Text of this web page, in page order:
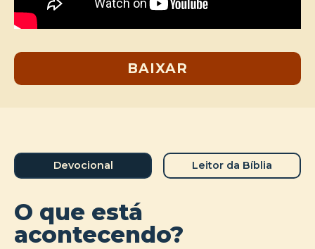
BAIXAR
Devocional Leitor da Bíblia
O que está
acontecendo?